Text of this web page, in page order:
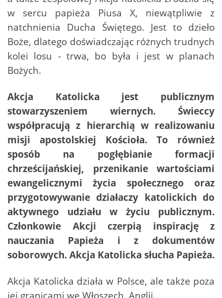
w sercu papieża Piusa X, niewątpliwie z
natchnienia Ducha Świętego. Jest to dzieło
Boże, dlatego doświadczając różnych trudnych
kolei losu - trwa, bo była i jest w planach
Bożych.
Akcja Katolicka jest publicznym
stowarzyszeniem wiernych. Świeccy
współpracują z hierarchią w realizowaniu
misji apostolskiej Kościoła. To również
sposób na pogłębianie formacji
chrześcijańskiej, przenikanie wartościami
ewangelicznymi życia społecznego oraz
przygotowywanie działaczy katolickich do
aktywnego udziału w życiu publicznym.
Członkowie Akcji czerpią inspirację z
nauczania Papieża i z dokumentów
soborowych. Akcja Katolicka słucha Papieża.
Akcja Katolicka działa w Polsce, ale także poza